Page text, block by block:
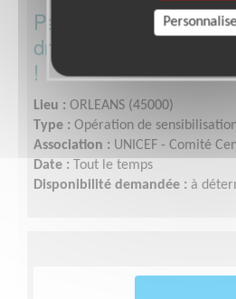
Participez à la
droits des enfants à
!
Lieu : ORLEANS (45000)
Type : Opération de
Association : UNICEF - Comité
Date :
Tout le temps
Disponibilité demandée : à